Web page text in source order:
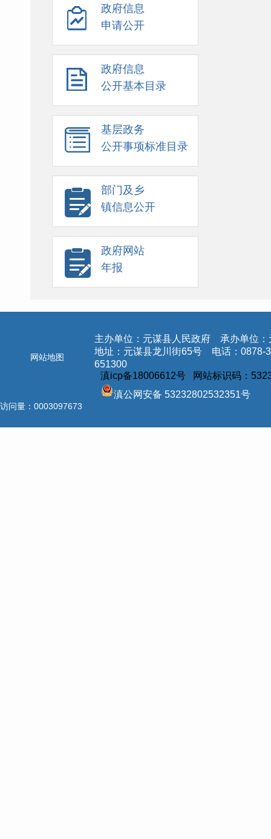
政府信息
申请公开
政府信息
公开基本目录
基层政务
公开事项标准目录
部门及乡
镇信息公开
政府网站
年报
网站地图
主办单位：元谋县人民政府 承办单位：
地址：元谋县龙川街65号 电话：
651300
滇icp备18006612号 网站标识码：
滇公网安备 53232802532351号
访问量： 0003097673